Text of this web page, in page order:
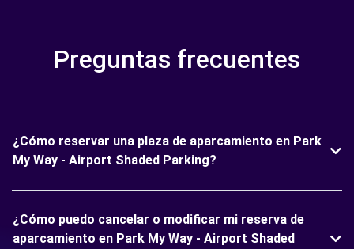
Preguntas frecuentes
¿Cómo reservar una plaza de aparcamiento en Park
My Way - Airport Shaded Parking?
¿Cómo puedo cancelar o modificar mi reserva de
aparcamiento en Park My Way - Airport Shaded